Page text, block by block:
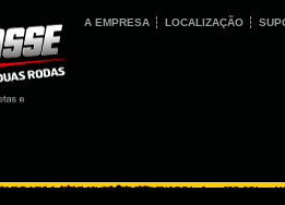
A EMPRESA LOCALIZAÇÃO